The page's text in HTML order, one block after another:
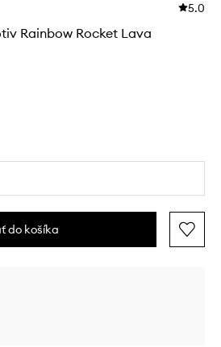
5.0
Rainbow Rocket Lava
do košíka